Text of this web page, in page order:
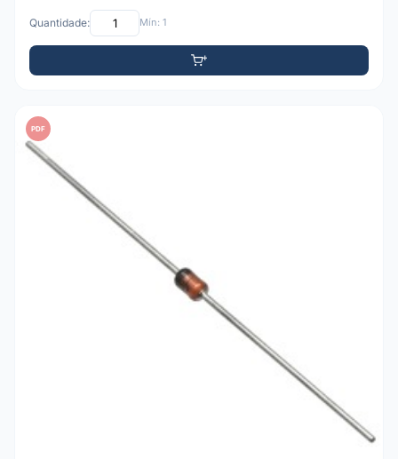
Quantidade: Mín: 1
PDF